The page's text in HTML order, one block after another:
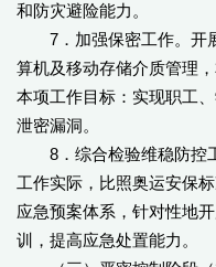
和防灾避险能力。
7．加强保密工作。开
算机及移动存储介质管理
本项工作目标：实现职工
泄密漏洞。
8．综合检验维稳防控工
工作实际，比照奥运安保
应急预案体系，针对性地
训，提高应急处置能力。